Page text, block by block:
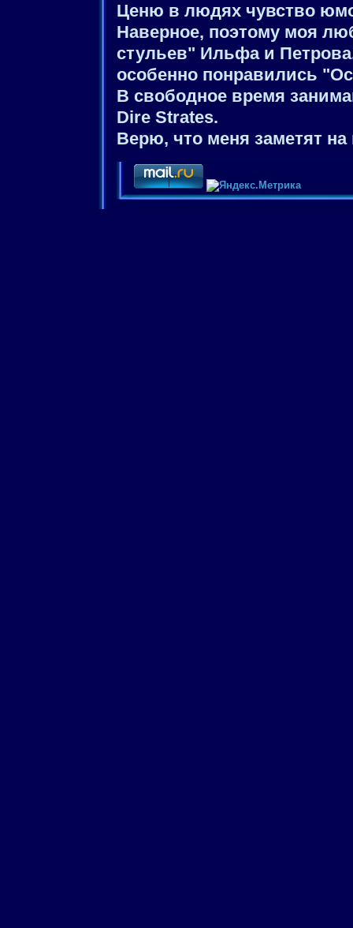
Ценю в людях чувство
Наверное, поэтому моя
стульев" Ильфа и
особенно понравились
В свободное время
Dire Strates.
Верю, что меня заметят на